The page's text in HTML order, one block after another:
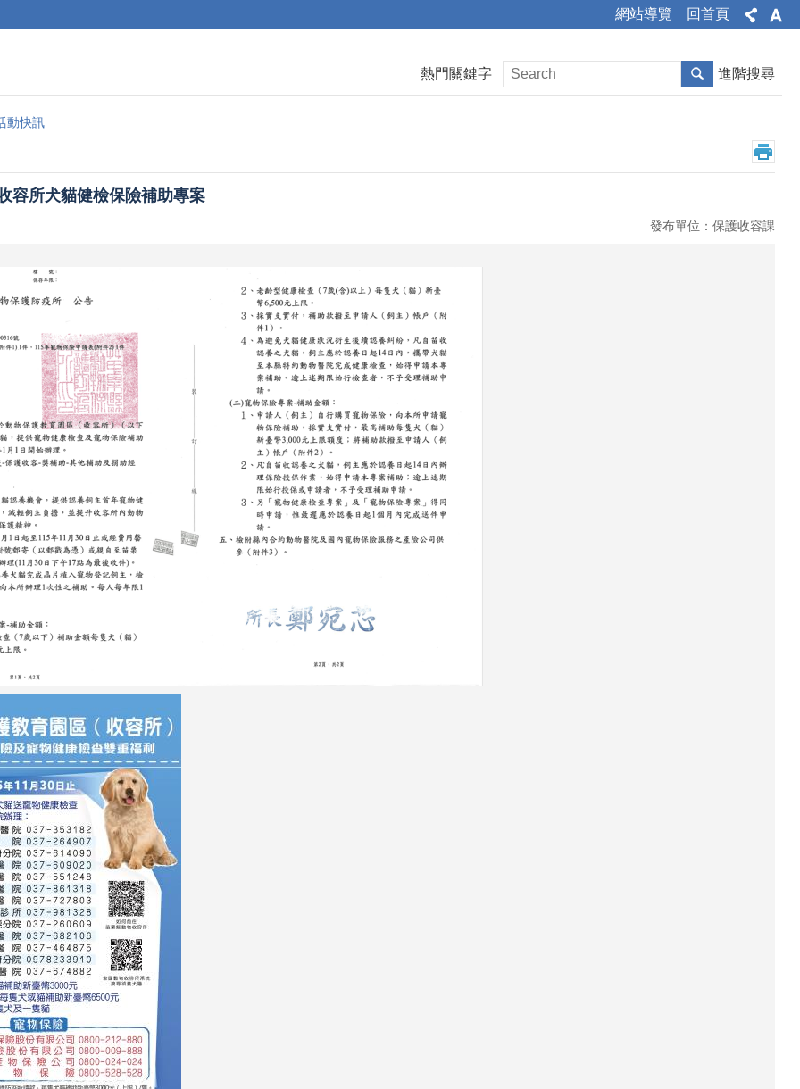
網站導覽 回首頁
熱門關鍵字 進階搜尋
動快訊
容所犬貓健檢保險補助專案
發布單位：保護收容課